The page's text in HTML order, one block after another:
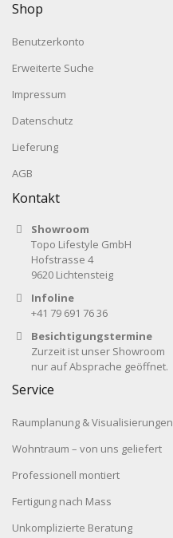
Shop
Benutzerkonto
Erweiterte Suche
Impressum
Datenschutz
Lieferung
AGB
Kontakt
Showroom
Topo Lifestyle GmbH
Hofstrasse 4
9620 Lichtensteig
Infoline
+41 79 691 76 36
Besichtigungstermine
Zurzeit ist unser Showroom
nur auf Absprache geöffnet.
Service
Raumplanung & Visualisierungen
Wohntraum – von uns geliefert
Professionell montiert
Fertigung nach Mass
Unkomplizierte Beratung